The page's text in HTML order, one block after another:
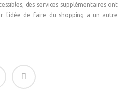
des services supplémentaires ont
l'idée de faire du shopping a un autre